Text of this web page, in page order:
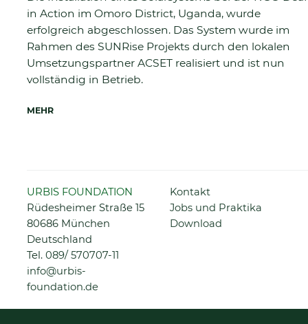
in Action im Omoro District, Uganda, wurde
erfolgreich abgeschlossen. Das System wurde im
Rahmen des SUNRise Projekts durch den lokalen
Umsetzungspartner ACSET realisiert und ist nun
vollständig in Betrieb.
MEHR
URBIS FOUNDATION
Rüdesheimer Straße 15
80686 München
Deutschland
Tel.089/ 570707-11
info@urbis-
foundation.de
Navigation
überspringen
Kontakt
Jobs und Praktika
Download